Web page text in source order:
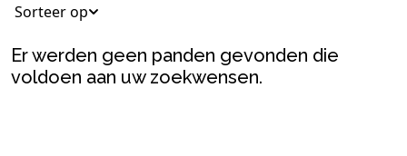
Sorteer op
Er werden geen panden gevonden die
voldoen aan uw zoekwensen.